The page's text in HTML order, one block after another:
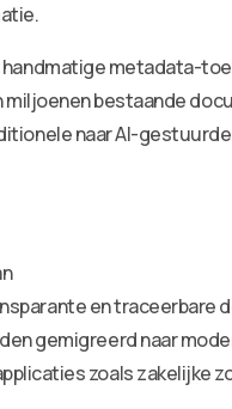
handmatige metadata-
bestaande
naar AI-
en traceerbare
gemigreerd naar
zoals zakelijke